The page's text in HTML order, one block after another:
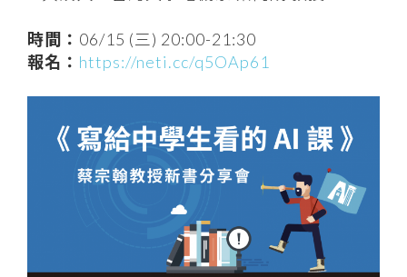
時間： 06/15 (三) 20:00-21:30
報名： https://neti.cc/q5OAp61